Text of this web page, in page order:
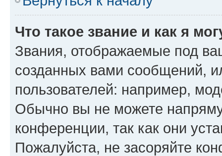
Что такое звание и как я
Звания, отображаемые под
созданных вами сообщений,
пользователей: например,
Обычно вы не можете
конференции, так как они
Пожалуйста, не засоряйте